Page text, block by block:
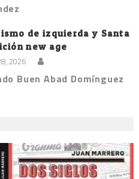
de izquierda y Santa
new age
2026
Buen Abad Domínguez